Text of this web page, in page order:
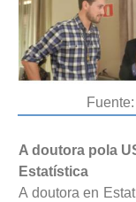
A doutora pola
Estatística
A doutora en